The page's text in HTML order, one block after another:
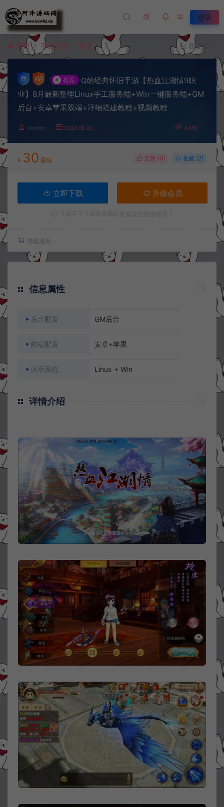
登录
首页 手游资源 正文 我要投稿
# 推荐
Q萌经典怀旧手游【热血江湖情9职
业】8月最新整理Linux手工服务端+Win一键服务端+GM
后台+安卓苹果双端+详细搭建教程+视频教程
冷雨泽ღ 2023-08-23 4,659
¥ 30 星钻 点赞 (0) 收藏 (2)
立即下载 升级会员
增值服务：
信息属性
后台配置 GM后台
前端配置 安卓+苹果
演示系统 Linux + Win
详情介绍